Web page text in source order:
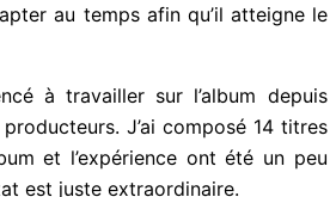
évolue. Et souvent, ça ne laisse
d’évoluer avec la musique,
à travailler sur l’album depuis
producteurs. J’ai composé 14
album et l’expérience ont été un